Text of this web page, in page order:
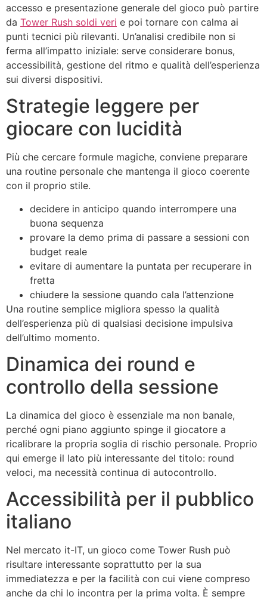
accesso e presentazione generale del gioco può partire
da Tower Rush soldi veri e poi tornare con calma ai
punti tecnici più rilevanti. Un’analisi credibile non si
ferma all’impatto iniziale: serve considerare bonus,
accessibilità, gestione del ritmo e qualità dell’esperienza
sui diversi dispositivi.
Strategie leggere per
giocare con lucidità
Più che cercare formule magiche, conviene preparare
una routine personale che mantenga il gioco coerente
con il proprio stile.
decidere in anticipo quando interrompere una
buona sequenza
provare la demo prima di passare a sessioni con
budget reale
evitare di aumentare la puntata per recuperare in
fretta
chiudere la sessione quando cala l’attenzione
Una routine semplice migliora spesso la qualità
dell’esperienza più di qualsiasi decisione impulsiva
dell’ultimo momento.
Dinamica dei round e
controllo della sessione
La dinamica del gioco è essenziale ma non banale,
perché ogni piano aggiunto spinge il giocatore a
ricalibrare la propria soglia di rischio personale. Proprio
qui emerge il lato più interessante del titolo: round
veloci, ma necessità continua di autocontrollo.
Accessibilità per il pubblico
italiano
Nel mercato it-IT, un gioco come Tower Rush può
risultare interessante soprattutto per la sua
immediatezza e per la facilità con cui viene compreso
anche da chi lo incontra per la prima volta. È sempre